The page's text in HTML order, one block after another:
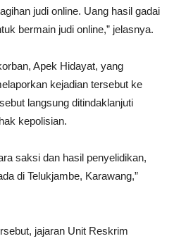
judi online. Uang hasil gadai
bermain judi online,” jelasnya.
Apek Hidayat, yang
kejadian tersebut ke
langsung ditindaklanjuti
kepolisian.
saksi dan hasil penyelidikan,
di Telukjambe, Karawang,”
jajaran Unit Reskrim